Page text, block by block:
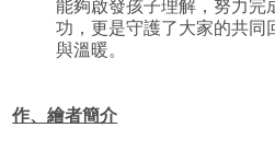
功，更是守護了大家的共
與溫暖。
作、繪者簡介